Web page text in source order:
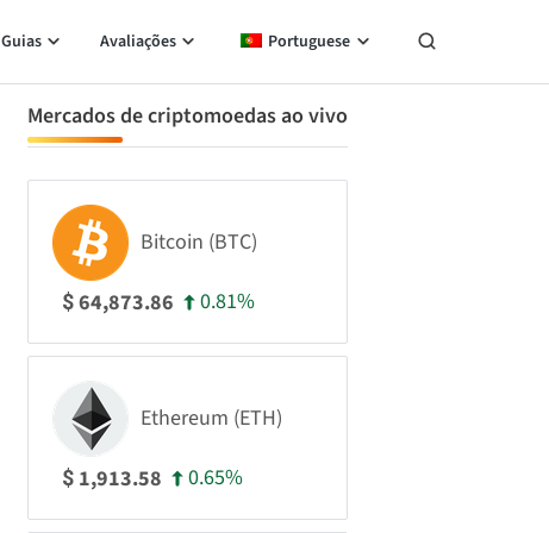
Guias Avaliações Portuguese
Mercados de criptomoedas ao vivo
Bitcoin (BTC)
$64,873.86 0.81%
Ethereum (ETH)
$ 1,913.58 0.65%